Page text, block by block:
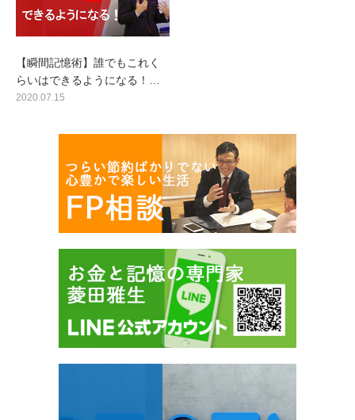
【瞬間記憶術】誰でもこれく
らいはできるようになる！…
2020.07.15